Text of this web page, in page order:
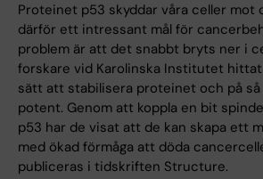
Proteinet p53 skyddar våra celler mot
därför ett intressant mål för
problem är att det snabbt bryts ner i
forskare vid Karolinska Institutet
sätt att stabilisera proteinet och på
potent. Genom att koppla en bit
p53 har de visat att de kan skapa ett
med ökad förmåga att döda
publiceras i tidskriften Structure.